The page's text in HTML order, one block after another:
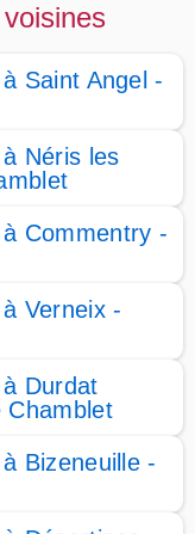
Saint Angel -
Néris les
Commentry -
Verneix -
Durdat
Chamblet
Bizeneuille -